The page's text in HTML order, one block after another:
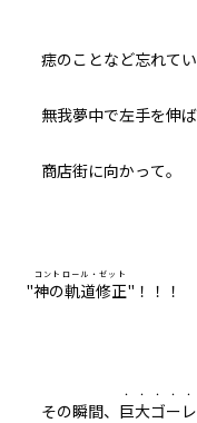
痣のことなど忘れてい
無我夢中で左手を伸ば
商店街に向かって。
"神の軌道修正
コントロール・ゼット
"！！！
その瞬間、 巨大ゴー
・・・・・